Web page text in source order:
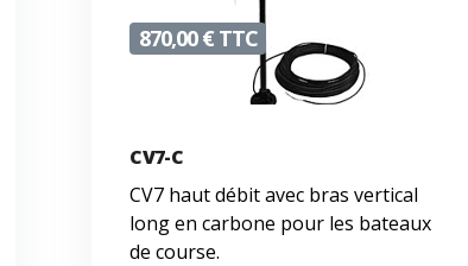
870,00 € TTC
CV7-C
CV7 haut débit avec bras vertical
long en carbone pour les bateaux
de course.